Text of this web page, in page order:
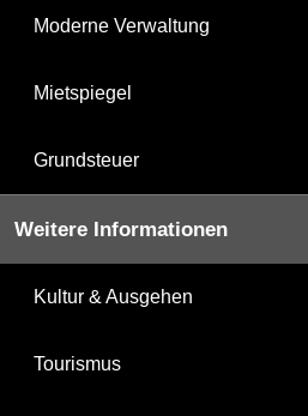
Moderne Verwaltung
Mietspiegel
Grundsteuer
Weitere Informationen
Kultur & Ausgehen
Tourismus